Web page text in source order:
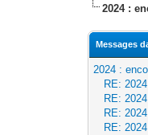
2024 :
Messages
2024 :
RE:
RE:
RE:
RE: